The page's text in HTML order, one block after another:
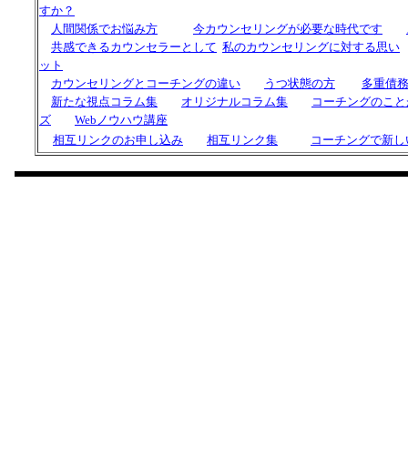
すか？
人間関係でお悩み方
今カウンセリングが必要な時代です
共感できるカウンセラーとして 私のカウンセリングに対する思い
ット
カウンセリングと コーチングの違い うつ状態の方
多重債
新たな視点コラム集
オリジナルコラム集
コーチングのこ
ズ
Webノウハウ講座
相互リンクのお申し込み
相互リンク集 コーチングで新